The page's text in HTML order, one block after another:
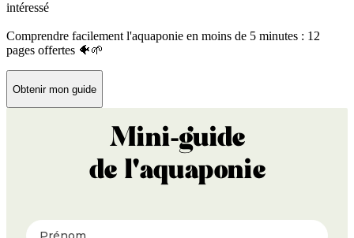
intéressé
Comprendre facilement l'aquaponie en moins de 5 minutes : 12
pages offertes 🐠🌱
Obtenir mon guide
Mini-guide
de l'aquaponie
Prénom